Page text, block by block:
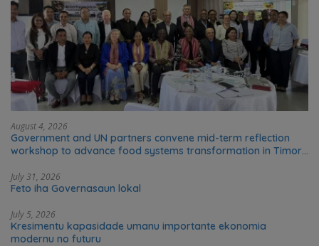
August 4, 2026
Government and UN partners convene mid-term reflection
workshop to advance food systems transformation in Timor-
July 31, 2026
Feto iha Governasaun lokal
July 5, 2026
Kresimentu kapasidade umanu importante ekonomia
modernu no futuru